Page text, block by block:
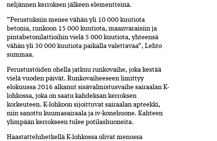
neljännen kerroksen jälkeen elementteinä.
”Perustuksiin menee vähän yli 10 000 kuutiota
betonia, runkoon 15 000 kuutiota, maanvaraisiin ja
pintabetonilattioihin vielä 5 000 kuutiota, yhteensä
vähän yli 30 000 kuutiota paikalla valettavaa”, Lehto
summaa.
Perustustöiden ohella jatkuu runkovaihe, joka kestää
vielä vuoden päivät. Runkovaiheeseen limittyy
elokuussa 2016 alkanut sisävalmistusvaihe sairaalan K-
lohkossa, joka on saatu kahdeksan kerroksen
korkeuteen. K-lohkoon sijoittuvat sairaalan apteekki,
niin sanottu kuumasairaala ja iv-konehuone. Kahteen
ylimpään kerrokseen tulee potilashuoneita.
Haastatteluhetkellä K-lohkossa olivat menossa